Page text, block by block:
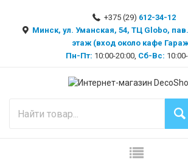
+375 (29) 612-34-12
Минск, ул. Уманская, 54, ТЦ Globo,
этаж (вход около кафе
Пн-Пт: 10:00-20:00, Сб-Вс: